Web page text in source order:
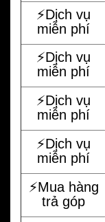
⚡️Dịch vụ
miễn phí
⚡️Dịch vụ
miễn phí
⚡️Dịch vụ
miễn phí
⚡️Dịch vụ
miễn phí
⚡️Mua hàng
trả góp